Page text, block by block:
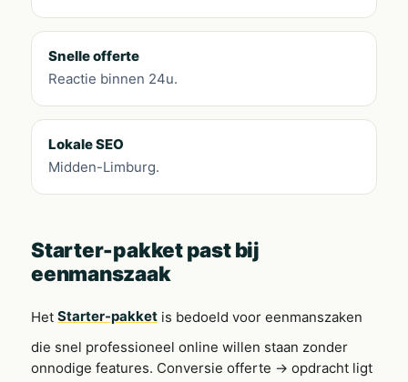
Snelle offerte
Reactie binnen 24u.
Lokale SEO
Midden-Limburg.
Starter-pakket past bij
eenmanszaak
Het Starter-pakket is bedoeld voor eenmanszaken
die snel professioneel online willen staan zonder
onnodige features. Conversie offerte → opdracht ligt